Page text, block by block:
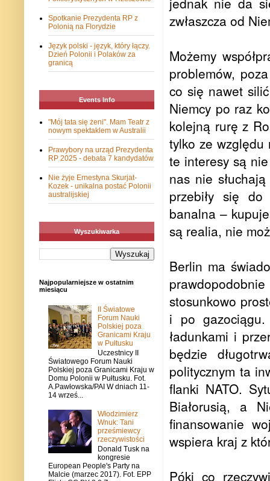
zwłaszcza od
Możemy
problemów,
co się nawet
Niemcy po raz
kolejną rurę z
tylko ze
te interesy są
nas nie
przebiły się do
banalna –
są realia, nie
Berlin ma
stosunkowo
i po gazociągu.
ładunkami i
będzie
politycznym ta
flanki NATO.
Białorusią, a
finansowanie
wspiera kraj z
Póki co
Spotkanie Prezydenta RP z
Polonią na Florydzie
Język polski - język, który łączy.
Dzień Polonii i Polaków za
granicą
Events Info
"Mój tata się żeni". Mam Teatr z
nowym spektaklem w Australii
Prawybory na urząd Prezydenta
RP 2025 - debata 7 kandydatów
Nie żyje Ernestyna Skurjat-
Kozek - unikalna postać Polonii
australijskiej
Wyszukiwarka
Najpopularniejsze w ostatnim
miesiącu
II Światowe
Forum Nauki
Polskiej poza
Granicami Kraju
w Pułtusku
Uczestnicy II
Światowego Forum Nauki
Polskiej poza Granicami Kraju w
Domu Polonii w Pułtusku. Fot.
A.Pawłowska/PAI W dniach 11-
14 wrześ...
Włodzimierz
Wnuk: Tani
prześmiewcy
rzeczywistości
Donald Tusk na
kongresie
European People's Party na
Malcie (marzec 2017). Fot. EPP